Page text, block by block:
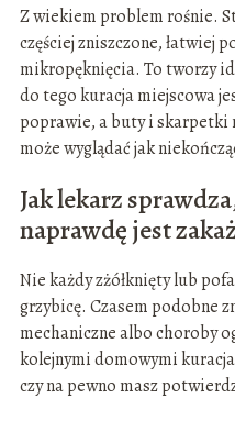
Z wiekiem problem rośnie.
częściej zniszczone, łatwiej
mikropęknięcia. To tworzy
do tego kuracja miejscowa
poprawie, a buty i skarpetki
może wyglądać jak
Jak lekarz
naprawdę jest
Nie każdy zżółknięty lub
grzybicę. Czasem podobne
mechaniczne albo choroby
kolejnymi domowymi
czy na pewno masz